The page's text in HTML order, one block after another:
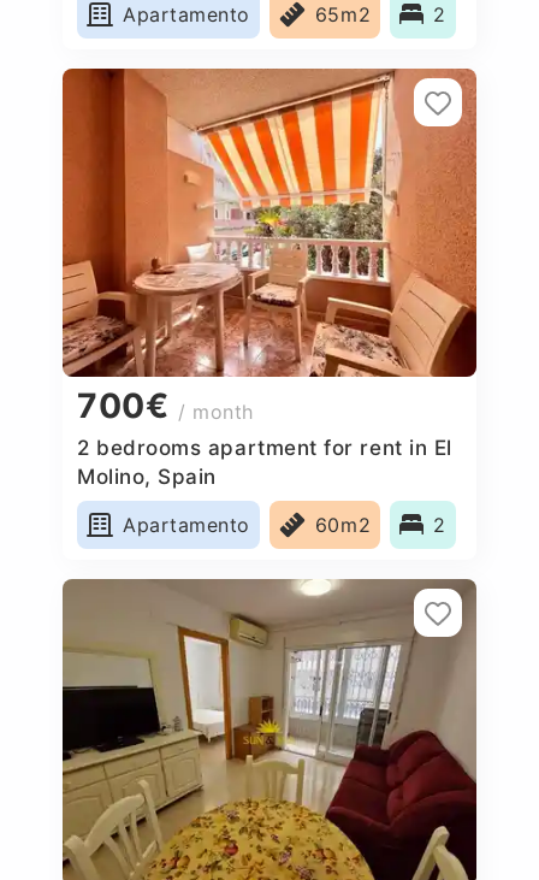
Apartamento
65m2 2
700€ / month
2 bedrooms apartment for rent in El
Molino, Spain
Apartamento
60m2 2